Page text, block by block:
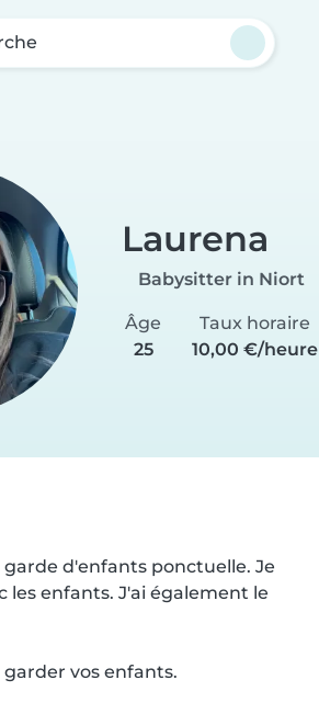
Laurena
Babysitter in Niort
Âge
25
Taux horaire
10,00 €/heure
garde d'enfants ponctuelle. Je
enfants. J'ai également le
vos enfants.